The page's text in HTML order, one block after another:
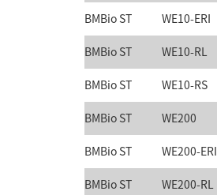
BMBio ST WE10-ERI
BMBio ST WE10-RL
BMBio ST WE10-RS
BMBio ST WE200
BMBio ST WE200-ERI
BMBio ST WE200-RL